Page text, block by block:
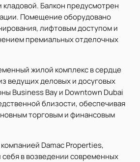
кладовой. Балкон предусмотрен
Помещение оборудовано
лифтовым доступом и
премиальных отделочных
жилой комплекс в сердце
ведущих деловых и досуговых
Business Bay и Downtown Dubai
близости, обеспечивая
торговым и финансовым
Damac Properties,
в возведении современных